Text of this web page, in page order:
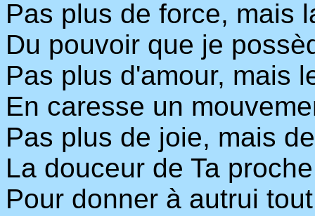
Pas plus de force, mais
Du pouvoir que je
Pas plus d'amour, mais
En caresse un
Pas plus de joie, mais
La douceur de Ta
Pour donner à autrui